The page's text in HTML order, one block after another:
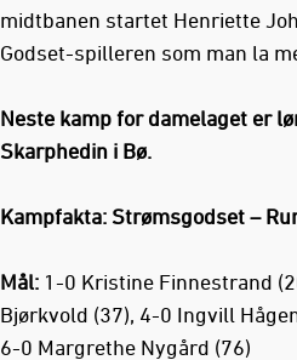
midtbanen startet Henriette
Godset-spilleren som man la
Neste kamp for damelaget er
Skarphedin i Bø.
Kampfakta: Strømsgodset –
Mål:1-0 Kristine Finnestrand
Bjørkvold (37), 4-0 Ingvill
6-0 Margrethe Nygård (76)